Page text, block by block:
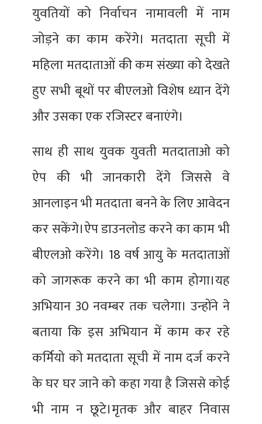
युवतियों को निर्वाचन नामावली में नाम
जोड़ने का काम करेंगे। मतदाता सूची में
महिला मतदाताओं की कम संख्या को देखते
हुए सभी बूथों पर बीएलओ विशेष ध्यान देंगे
और उसका एक रजिस्टर बनाएंगे।
साथ ही साथ युवक युवती मतदाताओ को
ऐप की भी जानकारी देंगे जिससे वे
आनलाइन भी मतदाता बनने के लिए आवेदन
कर सकेंगे।ऐप डाउनलोड करने का काम भी
बीएलओ करेंगे। 18 वर्ष आयु के मतदाताओं
को जागरूक करने का भी काम होगा।यह
अभियान 30 नवम्बर तक चलेगा। उन्होंने ने
बताया कि इस अभियान में काम कर रहे
कर्मियो को मतदाता सूची में नाम दर्ज करने
के घर घर जाने को कहा गया है जिससे कोई
भी नाम न छूटे।मृतक और बाहर निवास